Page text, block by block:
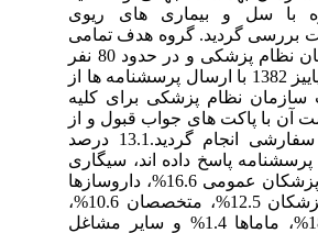
با سل و بیماری های ریوی
بررسی گردید. گروه هدف تمامی
اعضای سازمان نظام پزشکی و در حدود 80 نفر
بود. طرح در پاییز 1382 با ارسال پرسشنامه ها از
نظام پزشکی برای کلیه
آن با پاکت های جواب قبول و از
طریق پست سفارشی انجام گردید.13.1 درصد
پاسخ داده اند، سیگاری
بودند. در بین پزشکان عمومی 16.6%، داروسازها
12.5%، دندانپزشکان 12.5%، متخصصان 10.6%،
پرستاران 18.2%، ماماها 1.4% و سایر مشاغل